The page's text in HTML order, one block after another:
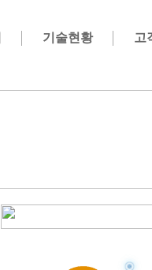
기술현황 고